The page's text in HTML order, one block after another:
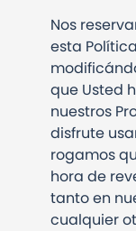
Nos
esta
que Usted
nuestros
disfrute
rogamos
hora de
tanto en
cualquier